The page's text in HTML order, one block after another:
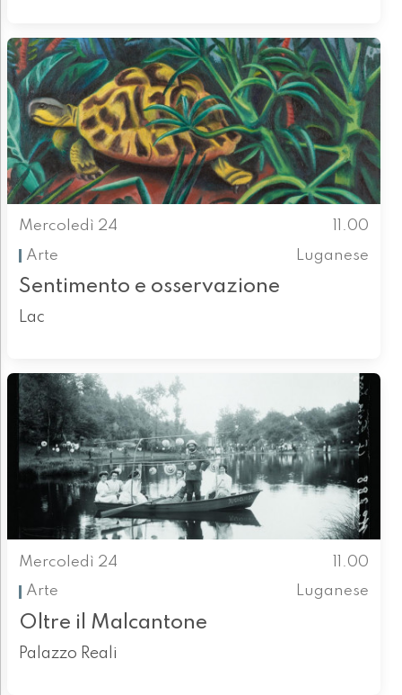
Mercoledì 24
11.00
Arte
Luganese
Sentimento e osservazione
Lac
Mercoledì 24
11.00
Arte
Luganese
Oltre il Malcantone
Palazzo Reali